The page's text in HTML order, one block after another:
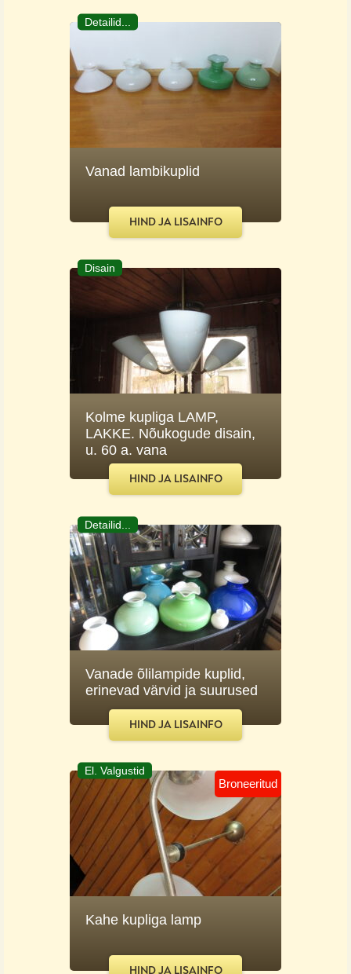
Detailid...
Vanad lambikuplid
HIND JA LISAINFO
Disain
Kolme kupliga LAMP,
LAKKE. Nõukogude disain,
u. 60 a. vana
HIND JA LISAINFO
Detailid...
Vanade õlilampide kuplid,
erinevad värvid ja suurused
HIND JA LISAINFO
El. Valgustid
Broneeritud
Kahe kupliga lamp
HIND JA LISAINFO